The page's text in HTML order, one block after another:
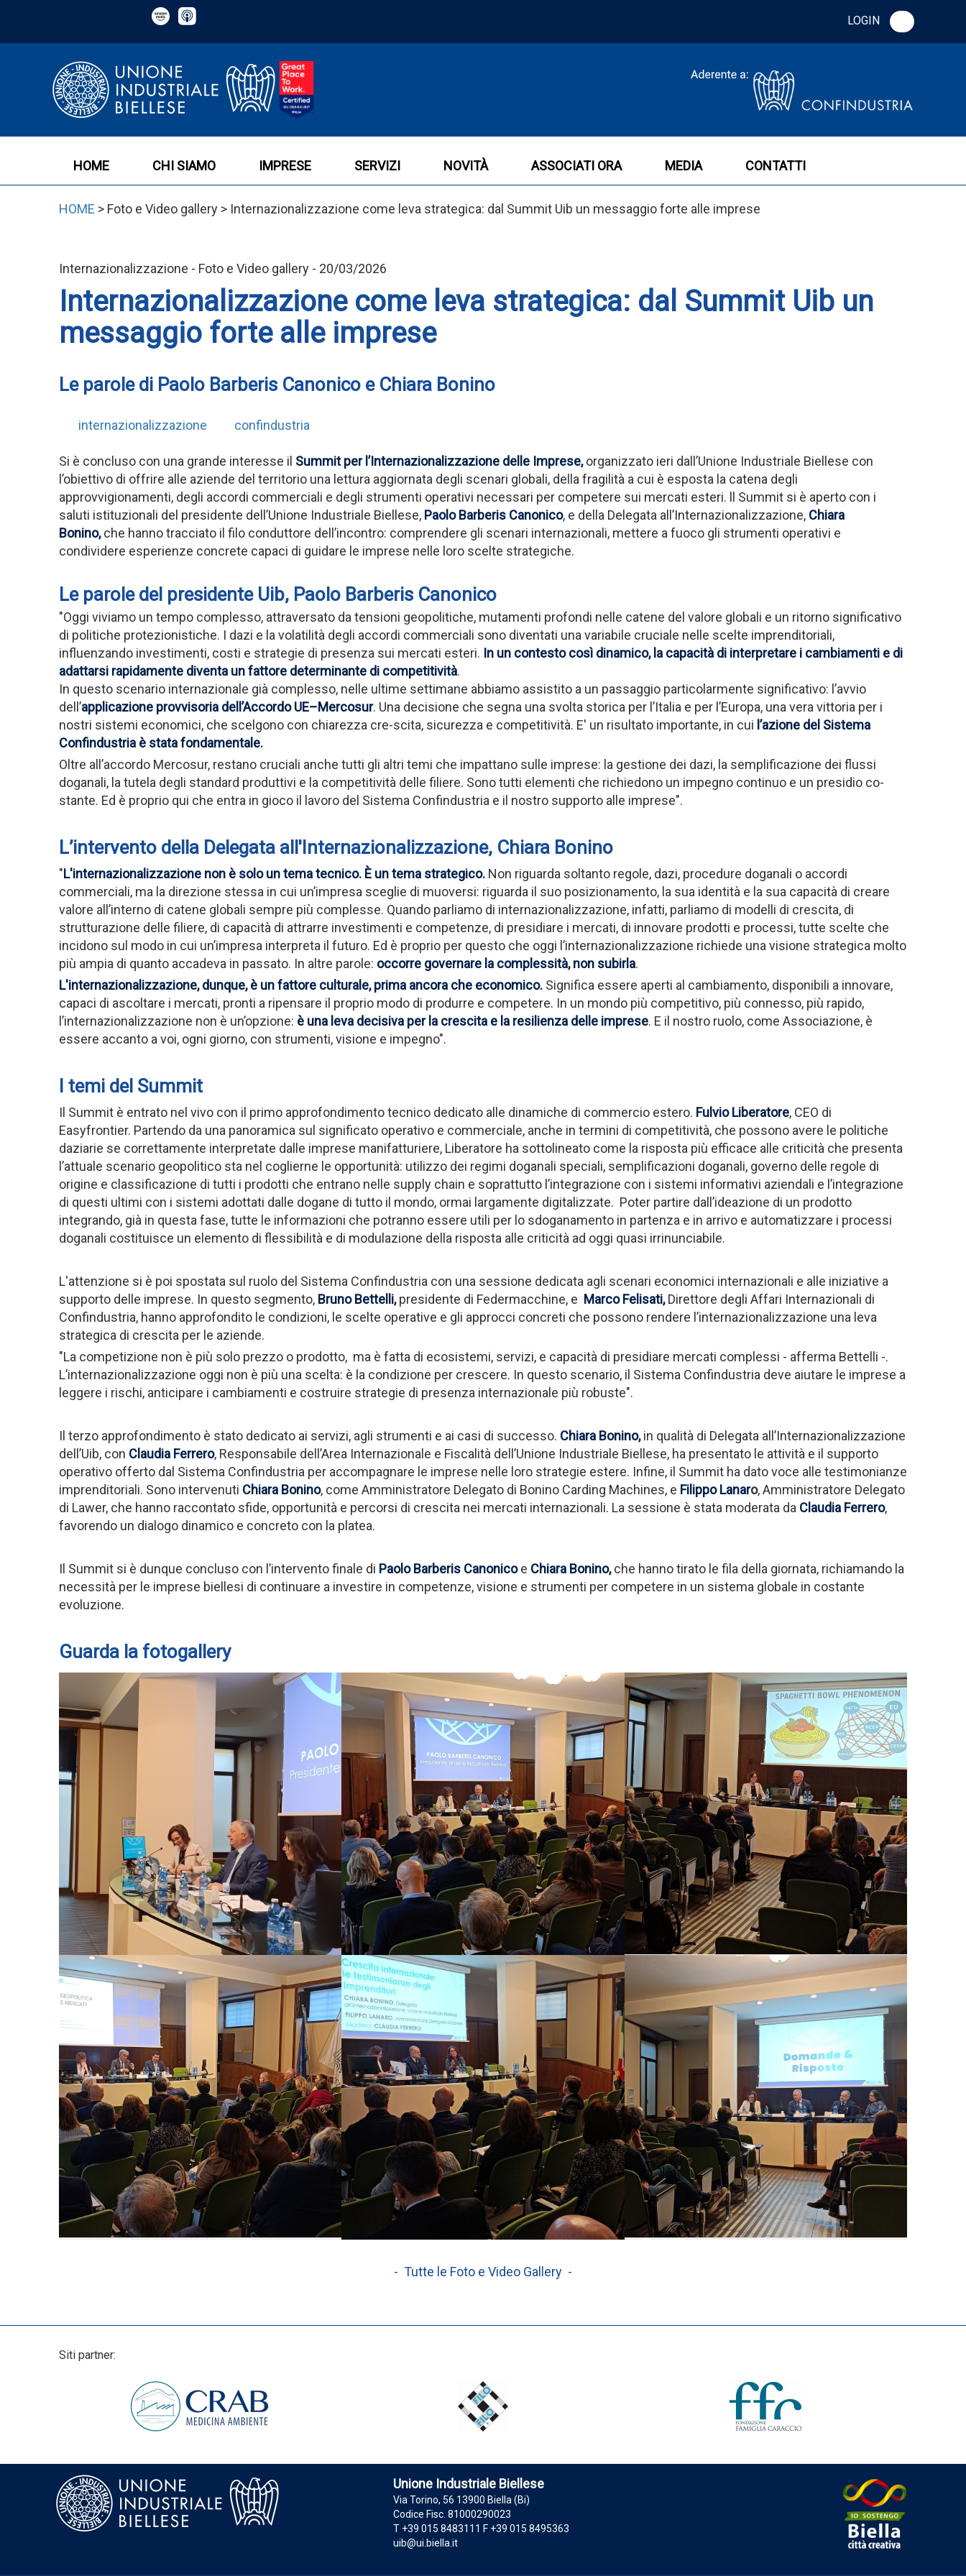
LOGIN
HOME CHI SIAMO IMPRESE SERVIZI NOVITÀ ASSOCIATI ORA MEDIA CONTATTI
HOME > Foto e Video gallery > Internazionalizzazione come leva strategica: dal Summit Uib un messaggio forte alle imprese
Internazionalizzazione - Foto e Video gallery - 20/03/2026
Internazionalizzazione come leva strategica: dal Summit Uib un
messaggio forte alle imprese
Le parole di Paolo Barberis Canonico e Chiara Bonino
internazionalizzazione confindustria
Si è concluso con una grande interesse il Summit per l’Internazionalizzazione delle Imprese,organizzato ieri dall’Unione Industriale Biellese con
l’obiettivo di offrire alle aziende del territorio una lettura aggiornata degli scenari globali, della fragilità a cui è esposta la catena degli
approvvigionamenti, degli accordi commerciali e degli strumenti operativi necessari per competere sui mercati esteri. ll Summit si è aperto con i
saluti istituzionali del presidente dell’Unione Industriale Biellese, Paolo Barberis Canonico, e della Delegata all’Internazionalizzazione, Chiara
Bonino,che hanno tracciato il filo conduttore dell’incontro: comprendere gli scenari internazionali, mettere a fuoco gli strumenti operativi e
condividere esperienze concrete capaci di guidare le imprese nelle loro scelte strategiche.
Le parole del presidente Uib, Paolo Barberis Canonico
"Oggi viviamo un tempo complesso, attraversato da tensioni geopolitiche, mutamenti profondi nelle catene del valore globali e un ritorno significativo
di politiche protezionistiche. I dazi e la volatilità degli accordi commerciali sono diventati una variabile cruciale nelle scelte imprenditoriali,
influenzando investimenti, costi e strategie di presenza sui mercati esteri. In un contesto così dinamico, la capacità di interpretare i cambiamenti e di
adattarsi rapidamente diventa un fattore determinante di competitività.
In questo scenario internazionale già complesso, nelle ultime settimane abbiamo assistito a un passaggio particolarmente significativo: l’avvio
dell’applicazione provvisoria dell’Accordo UE–Mercosur. Una decisione che segna una svolta storica per l’Italia e per l’Europa, una vera vittoria per i
nostri sistemi economici, che scelgono con chiarezza cre-scita, sicurezza e competitività. E' un risultato importante, in cui l’azione del Sistema
Confindustria è stata fondamentale.
Oltre all’accordo Mercosur, restano cruciali anche tutti gli altri temi che impattano sulle imprese: la gestione dei dazi, la semplificazione dei flussi
doganali, la tutela degli standard produttivi e la competitività delle filiere. Sono tutti elementi che richiedono un impegno continuo e un presidio co-
stante. Ed è proprio qui che entra in gioco il lavoro del Sistema Confindustria e il nostro supporto alle imprese".
L’intervento della Delegata all'Internazionalizzazione, Chiara Bonino
"L'internazionalizzazione non è solo un tema tecnico. È un tema strategico. Non riguarda soltanto regole, dazi, procedure doganali o accordi
commerciali, ma la direzione stessa in cui un’impresa sceglie di muoversi: riguarda il suo posizionamento, la sua identità e la sua capacità di creare
valore all’interno di catene globali sempre più complesse. Quando parliamo di internazionalizzazione, infatti, parliamo di modelli di crescita, di
strutturazione delle filiere, di capacità di attrarre investimenti e competenze, di presidiare i mercati, di innovare prodotti e processi, tutte scelte che
incidono sul modo in cui un’impresa interpreta il futuro. Ed è proprio per questo che oggi l’internazionalizzazione richiede una visione strategica molto
più ampia di quanto accadeva in passato. In altre parole: occorre governare la complessità, non subirla.
L'internazionalizzazione, dunque, è un fattore culturale, prima ancora che economico. Significa essere aperti al cambiamento, disponibili a innovare,
capaci di ascoltare i mercati, pronti a ripensare il proprio modo di produrre e competere. In un mondo più competitivo, più connesso, più rapido,
l’internazionalizzazione non è un’opzione: è una leva decisiva per la crescita e la resilienza delle imprese. E il nostro ruolo, come Associazione, è
essere accanto a voi, ogni giorno, con strumenti, visione e impegno".
I temi del Summit
Il Summit è entrato nel vivo con il primo approfondimento tecnico dedicato alle dinamiche di commercio estero. Fulvio Liberatore, CEO di
Easyfrontier. Partendo da una panoramica sul significato operativo e commerciale, anche in termini di competitività, che possono avere le politiche
daziarie se correttamente interpretate dalle imprese manifatturiere, Liberatore ha sottolineato come la risposta più efficace alle criticità che presenta
l’attuale scenario geopolitico sta nel coglierne le opportunità: utilizzo dei regimi doganali speciali, semplificazioni doganali, governo delle regole di
origine e classificazione di tutti i prodotti che entrano nelle supply chain e soprattutto l’integrazione con i sistemi informativi aziendali e l’integrazione
di questi ultimi con i sistemi adottati dalle dogane di tutto il mondo, ormai largamente digitalizzate. Poter partire dall’ideazione di un prodotto
integrando, già in questa fase, tutte le informazioni che potranno essere utili per lo sdoganamento in partenza e in arrivo e automatizzare i processi
doganali costituisce un elemento di flessibilità e di modulazione della risposta alle criticità ad oggi quasi irrinunciabile.
L'attenzione si è poi spostata sul ruolo del Sistema Confindustria con una sessione dedicata agli scenari economici internazionali e alle iniziative a
supporto delle imprese. In questo segmento, Bruno Bettelli,presidente di Federmacchine, e Marco Felisati,Direttore degli Affari Internazionali di
Confindustria, hanno approfondito le condizioni, le scelte operative e gli approcci concreti che possono rendere l’internazionalizzazione una leva
strategica di crescita per le aziende.
"La competizione non è più solo prezzo o prodotto, ma è fatta di ecosistemi, servizi, e capacità di presidiare mercati complessi - afferma Bettelli -.
L’internazionalizzazione oggi non è più una scelta: è la condizione per crescere. In questo scenario, il Sistema Confindustria deve aiutare le imprese a
leggere i rischi, anticipare i cambiamenti e costruire strategie di presenza internazionale più robuste".
Il terzo approfondimento è stato dedicato ai servizi, agli strumenti e ai casi di successo. Chiara Bonino,in qualità di Delegata all’Internazionalizzazione
dell’Uib, con Claudia Ferrero, Responsabile dell’Area Internazionale e Fiscalità dell’Unione Industriale Biellese, ha presentato le attività e il supporto
operativo offerto dal Sistema Confindustria per accompagnare le imprese nelle loro strategie estere. Infine, il Summit ha dato voce alle testimonianze
imprenditoriali. Sono intervenuti Chiara Bonino, come Amministratore Delegato di Bonino Carding Machines, e Filippo Lanaro, Amministratore Delegato
di Lawer, che hanno raccontato sfide, opportunità e percorsi di crescita nei mercati internazionali. La sessione è stata moderata da Claudia Ferrero,
favorendo un dialogo dinamico e concreto con la platea.
Il Summit si è dunque concluso con l’intervento finale di Paolo Barberis Canonicoe Chiara Bonino,che hanno tirato le fila della giornata, richiamando la
necessità per le imprese biellesi di continuare a investire in competenze, visione e strumenti per competere in un sistema globale in costante
evoluzione.
Guarda la fotogallery
- Tutte le Foto e Video Gallery -
Siti partner:
Unione Industriale Biellese
Via Torino, 56 13900 Biella (Bi)
Codice Fisc. 81000290023
T +39 015 8483111 F +39 015 8495363
uib@ui.biella.it